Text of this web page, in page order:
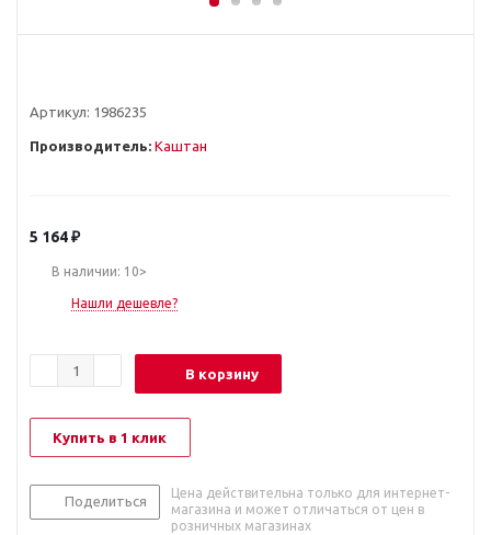
Артикул: 1986235
Производитель: Каштан
5 164₽
В наличии: 10>
Нашли дешевле?
В корзину
Купить в 1 клик
Поделиться
Цена действительна только для интернет-
магазина и может отличаться от цен в
розничных магазинах